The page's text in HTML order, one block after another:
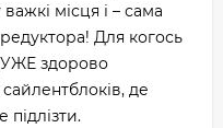
місця і – сама
Для когось
здорово
де